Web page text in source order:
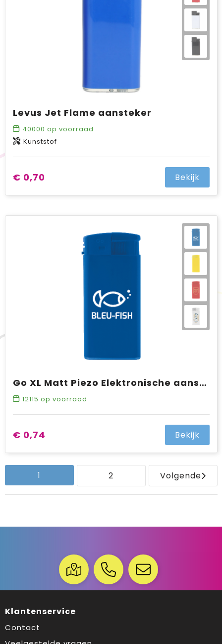
Levus Jet Flame aansteker
40000 op voorraad
Kunststof
€ 0,70 Bekijk
Go XL Matt Piezo Elektronische aansteker HC, navulbaar
12115 op voorraad
€ 0,74 Bekijk
1 2 Volgende
Klantenservice
Contact